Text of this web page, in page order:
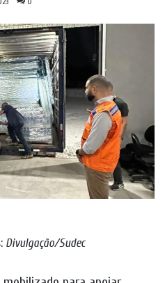
Divulgação/Sudec